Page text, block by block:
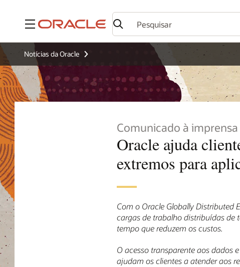
Menu
Notícias da Oracle
Comunicado à imprensa
Oracle ajuda
extremos para
Com o Oracle Globally Distributed
cargas de trabalho distribuídas de
tempo que reduzem os custos.
O acesso transparente aos dados
ajudam os clientes a atender aos